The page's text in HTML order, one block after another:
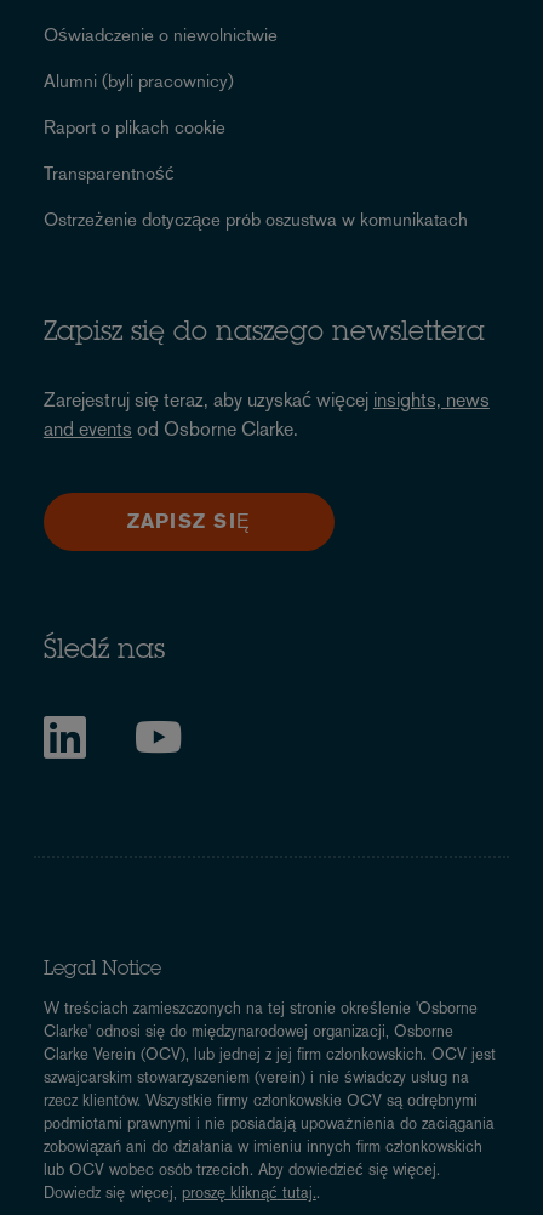
Oświadczenie o niewolnictwie
Alumni (byli pracownicy)
Raport o plikach cookie
Transparentność
Ostrzeżenie dotyczące prób oszustwa w komunikatach
Zapisz się do naszego newslettera
Zarejestruj się teraz, aby uzyskać więcej insights, news
and events od Osborne Clarke.
ZAPISZ SIĘ
Śledź nas
Legal Notice
W treściach zamieszczonych na tej stronie określenie 'Osborne
Clarke' odnosi się do międzynarodowej organizacji, Osborne
Clarke Verein (OCV), lub jednej z jej firm członkowskich. OCV jest
szwajcarskim stowarzyszeniem (verein) i nie świadczy usług na
rzecz klientów. Wszystkie firmy członkowskie OCV są odrębnymi
podmiotami prawnymi i nie posiadają upoważnienia do zaciągania
zobowiązań ani do działania w imieniu innych firm członkowskich
lub OCV wobec osób trzecich. Aby dowiedzieć się więcej.
Dowiedz się więcej, proszę kliknąć tutaj..